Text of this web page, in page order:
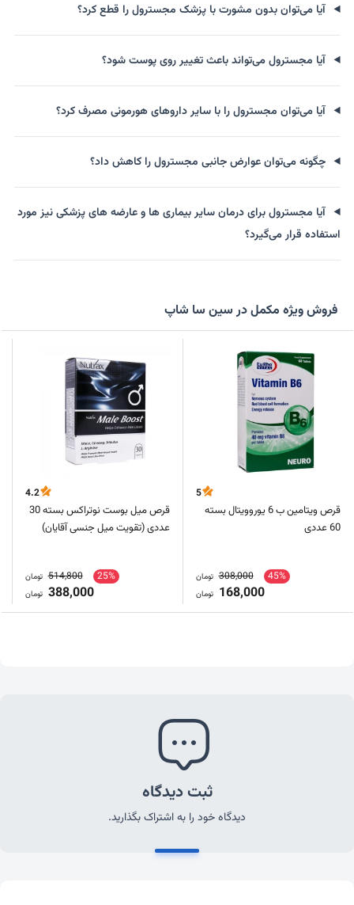
آیا می‌توان بدون مشورت با پزشک مجسترول را قطع کرد؟
آیا مجسترول می‌تواند باعث تغییر روی پوست شود؟
آیا می‌توان مجسترول را با سایر داروهای هورمونی مصرف کرد؟
چگونه می‌توان عوارض جانبی مجسترول را کاهش داد؟
آیا مجسترول برای درمان سایر بیماری ها و عارضه های پزشکی نیز مورد
استفاده قرار می‌گیرد؟
فروش ویژه مکمل در سین سا شاپ
5
قرص ویتامین ب 6 یوروویتال بسته
60 عددی
45%
308,000 تومان
168,000 تومان
4.2
قرص میل بوست نوتراکس بسته 30
عددی (تقویت میل جنسی آقایان)
25%
514,800 تومان
388,000 تومان
ثبت دیدگاه
دیدگاه خود را به اشتراک بگذارید.